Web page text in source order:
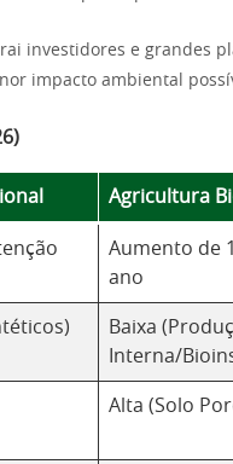
investidores e grandes
impacto ambiental
Agricultura
Aumento de
ano
Baixa
Interna/
Alta (Solo